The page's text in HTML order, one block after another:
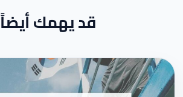
قد يهمك أيضاً